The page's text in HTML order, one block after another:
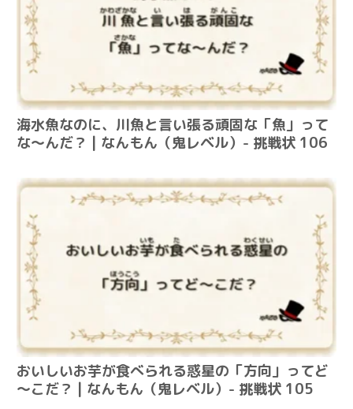
海水魚なのに、川魚と言い張る頑固な「魚」って
な～んだ？ | なんもん（鬼レベル）- 挑戦状 106
おいしいお芋が食べられる惑星の「方向」ってど
～こだ？ | なんもん（鬼レベル）- 挑戦状 105